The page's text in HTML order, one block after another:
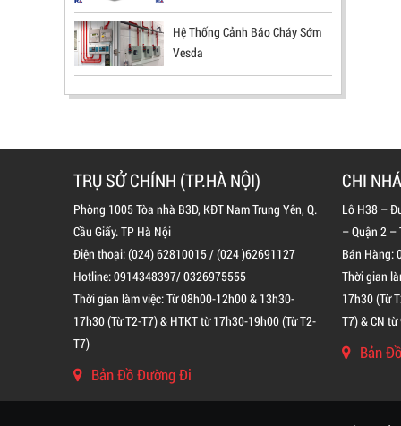
ĐẦU BÁO TIA LỬA IR3 RX500 CHỐNG
CHÁY NỔ TIÊU CHUẨN FM HÀN QUỐC
LIÊN HỆ
Hệ Thống Cảnh Báo Cháy Sớm
Vesda
TRỤ SỞ CHÍNH (TP.HÀ NỘI)
Phòng 1005 Tòa nhà B3D, KĐT Nam Trung Yên, Q.
Cầu Giấy. TP Hà Nội
Điện thoại: (024) 62810015 / (024 )62691127
Hotline: 0914348397/ 0326975555
Thời gian làm việc: Từ 08h00-12h00 & 13h30-
17h30 (Từ T2-T7) & HTKT từ 17h30-19h00 (Từ T2-
T7)
Bản Đồ Đường Đi
CHI
Lô H38 –
– Quận 2 –
Bán Hàng:
Thời gian
17h30 (Từ
T7) & CN
Bản